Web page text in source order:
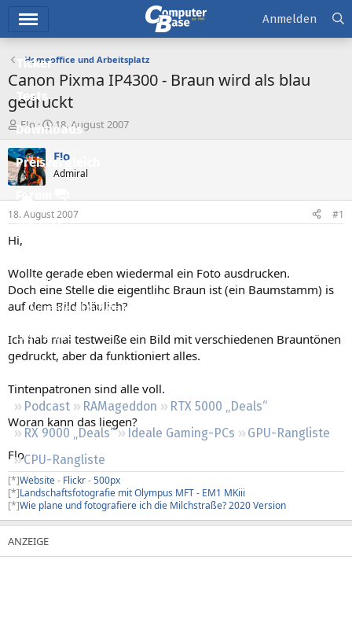
Ticker
Tests
Downloads
Preisvergleich
Forum
Aktuelles
Neue Beiträge
Neueste Aktivitäten
Leserartikel
Regeln
Podcast RAMageddon
RTX 5000 „Deals“
RX 9000 „Deals“
Ideale Gaming-PCs
GPU-Rangliste
CPU-Rangliste
Anmelden
Homeoffice und Arbeitsplatz
Canon Pixma IP4300 - Braun wird als blau
gedruckt
E
r
s
t
e
e
F!o
E
r
s
e
t
18. August 2007
F!o
Admiral
18. August 2007 #1
Hi,
Wollte gerade eben wiedermal ein Foto ausdrucken.
Doch eine Stelle die eigentlihc Braun ist (ein Baumstamm) is
auf dem Bild bläulich?
Ich hab mal testweiße ein Bild mit verschiedenen Brauntönen
gedruckt, aber da funktioniert alles.
Tintenpatronen sind alle voll.
Woran kann das liegen?
Flo
[*]Website- Flickr-500px
[*]Landschaftsfotografie mit Olympus MFT - EM1 MKiii
[*]Wie plane und fotografiere ich die Milchstraße? 2020 Version